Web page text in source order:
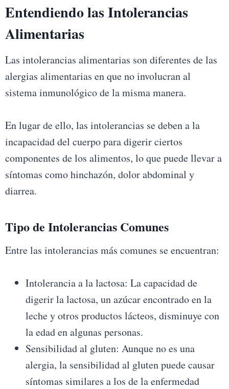
Entendiendo las Intolerancias
Alimentarias
Las intolerancias alimentarias son diferentes de las
alergias alimentarias en que no involucran al
sistema inmunológico de la misma manera.
En lugar de ello, las intolerancias se deben a la
incapacidad del cuerpo para digerir ciertos
componentes de los alimentos, lo que puede llevar a
síntomas como hinchazón, dolor abdominal y
diarrea.
Tipo de Intolerancias Comunes
Entre las intolerancias más comunes se encuentran:
Intolerancia a la lactosa: La capacidad de
digerir la lactosa, un azúcar encontrado en la
leche y otros productos lácteos, disminuye con
la edad en algunas personas.
Sensibilidad al gluten: Aunque no es una
alergia, la sensibilidad al gluten puede causar
síntomas similares a los de la enfermedad